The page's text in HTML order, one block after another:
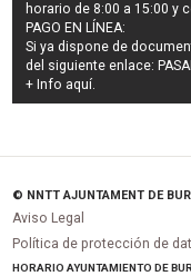
horario de 8:00 a 15:00 y
PAGO EN LÍNEA:
Si ya dispone de
del siguiente enlace:
+ Info aquí.
© NNTT AJUNTAMENT DE
Aviso Legal
Política de protección de
HORARIO AYUNTAMIENTO DE